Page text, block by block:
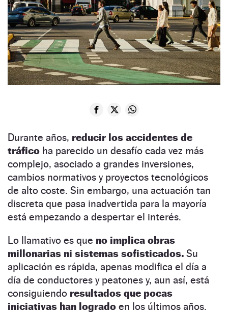
Durante años, reducir los accidentes de
tráfico ha parecido un desafío cada vez más
complejo, asociado a grandes inversiones,
cambios normativos y proyectos tecnológicos
de alto coste. Sin embargo, una actuación tan
discreta que pasa inadvertida para la mayoría
está empezando a despertar el interés.
Lo llamativo es que no implica obras
millonarias ni sistemas sofisticados. Su
aplicación es rápida, apenas modifica el día a
día de conductores y peatones y, aun así, está
consiguiendo resultados que pocas
iniciativas han logrado en los últimos años.